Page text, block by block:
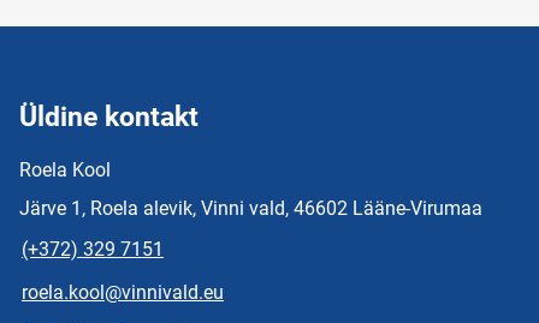
Üldine kontakt
Roela Kool
Järve 1, Roela alevik, Vinni vald, 46602 Lääne-Virumaa
(+372) 329 7151
roela.kool@vinnivald.eu